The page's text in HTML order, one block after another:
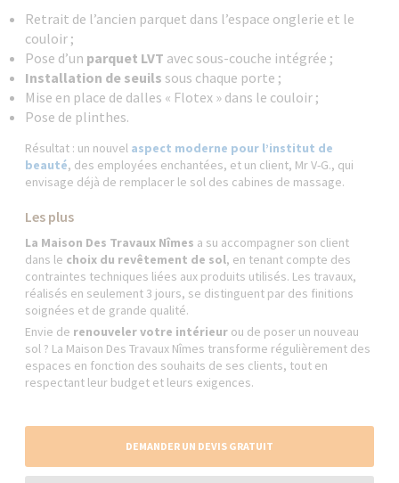
Retrait de l’ancien parquet dans l’espace onglerie et le
couloir ;
Pose d’un parquet LVT avec sous-couche intégrée ;
Installation de seuils sous chaque porte ;
Mise en place de dalles « Flotex » dans le couloir ;
Pose de plinthes.
Résultat : un nouvel aspect moderne pour l’institut de
beauté, des employées enchantées, et un client, Mr V-G., qui
envisage déjà de remplacer le sol des cabines de massage.
Les plus
La Maison Des Travaux Nîmes a su accompagner son client
dans le choix du revêtement de sol, en tenant compte des
contraintes techniques liées aux produits utilisés. Les travaux,
réalisés en seulement 3 jours, se distinguent par des finitions
soignées et de grande qualité.
Envie de renouveler votre intérieur ou de poser un nouveau
sol ? La Maison Des Travaux Nîmes transforme régulièrement des
espaces en fonction des souhaits de ses clients, tout en
respectant leur budget et leurs exigences.
DEMANDER UN DEVIS GRATUIT